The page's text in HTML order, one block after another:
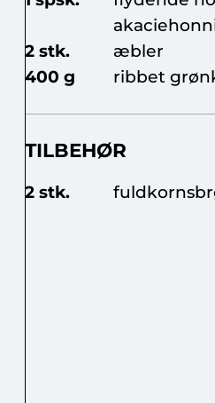
2 stk.
æbler
400 g
ribbet
TILBEHØR
2 stk.